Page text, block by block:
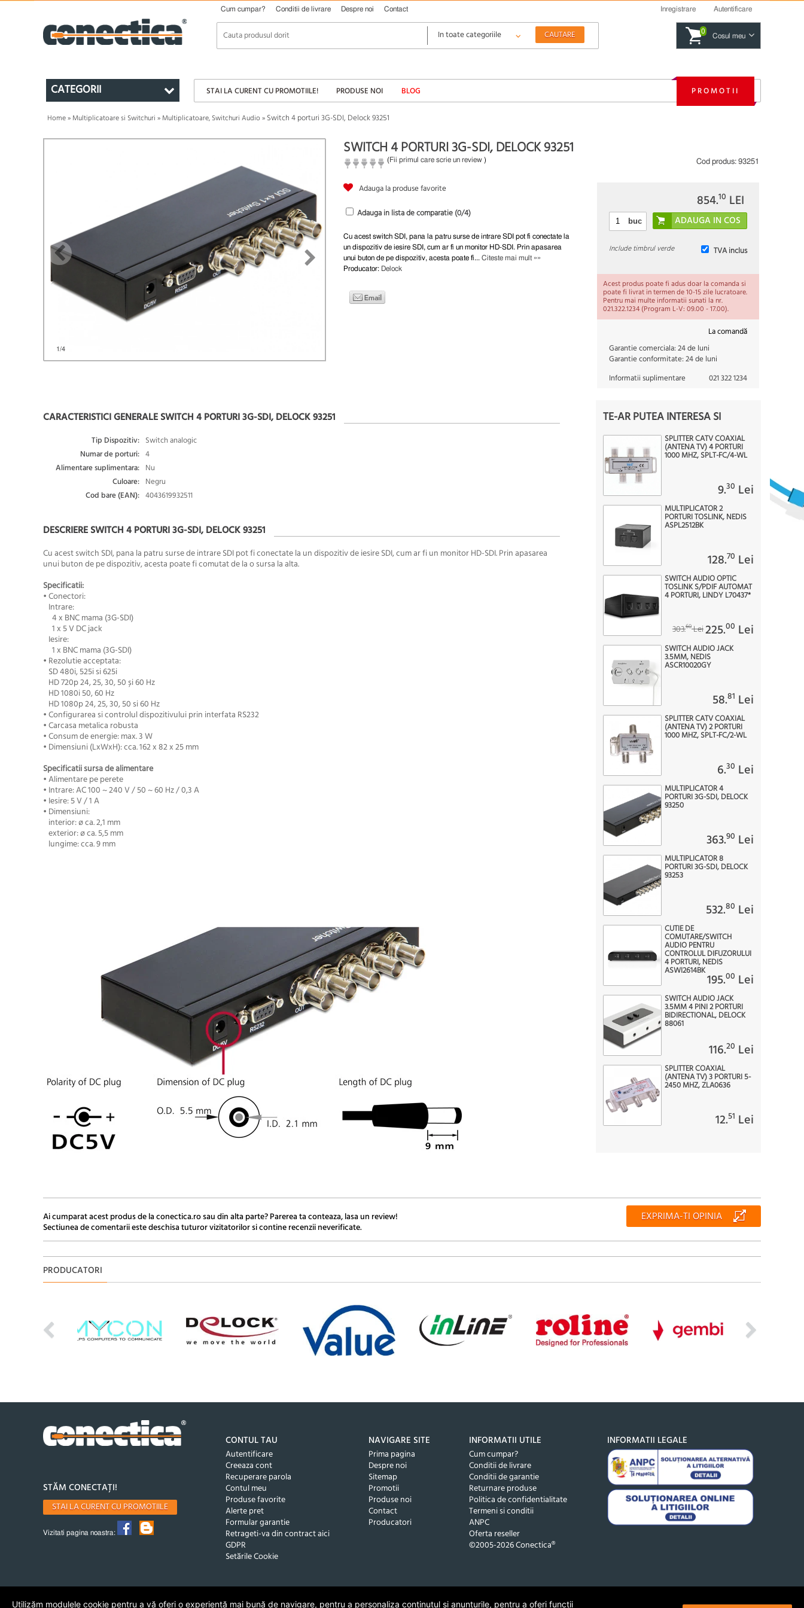
Cum cumpar? Conditii de livrare Despre noi Contact Inregistrare Autentificare
0
Cosul meu
CATEGORII STAI LA CURENT CU PROMOTIILE! PRODUSE NOI BLOG PROMOTII
Home» Multiplicatoare si Switchuri » Multiplicatoare, Switchuri Audio » Switch 4 porturi 3G-SDI, Delock 93251
1/4
SWITCH 4 PORTURI 3G-SDI, DELOCK 93251
(Fii primul care scrie un review ) Cod produs: 93251
Adauga la produse favorite
Adauga in lista de comparatie (0/4)
Cu acest switch SDI, pana la patru surse de intrare SDI pot fi conectate la
un dispozitiv de iesire SDI, cum ar fi un monitor HD-SDI. Prin apasarea
unui buton de pe dispozitiv, acesta poate fi... Citeste mai mult »»
Producator: Delock
854.10 LEI
buc
TVA inclus
Include timbrul verde
Acest produs poate fi adus doar la comanda si
poate fi livrat in termen de 10-15 zile lucratoare.
Pentru mai multe informatii sunati la nr.
021.322.1234 (Program L-V: 09.00 - 17.00).
La comandă
Garantie comerciala:24 de luni
Garantie conformitate:24 de luni
Informatii suplimentare
021 322 1234
CARACTERISTICI GENERALE SWITCH 4 PORTURI 3G-SDI, DELOCK 93251
Tip Dispozitiv: Switch analogic
Numar de porturi: 4
Alimentare suplimentara: Nu
Culoare: Negru
Cod bare (EAN): 4043619932511
DESCRIERE SWITCH 4 PORTURI 3G-SDI, DELOCK 93251
Cu acest switch SDI, pana la patru surse de intrare SDI pot fi conectate la un dispozitiv de iesire SDI, cum ar fi un monitor HD-SDI. Prin apasarea
unui buton de pe dispozitiv, acesta poate fi comutat de la o sursa la alta.
Specificatii:
• Conectori:
Intrare:
4 x BNC mama (3G-SDI)
1 x 5 V DC jack
Iesire:
1 x BNC mama (3G-SDI)
• Rezolutie acceptata:
SD 480i, 525i si 625i
HD 720p 24, 25, 30, 50 și 60 Hz
HD 1080i 50, 60 Hz
HD 1080p 24, 25, 30, 50 si 60 Hz
• Configurarea si controlul dispozitivului prin interfata RS232
• Carcasa metalica robusta
• Consum de energie: max. 3 W
• Dimensiuni (LxWxH): cca. 162 x 82 x 25 mm
Specificatii sursa de alimentare
• Alimentare pe perete
• Intrare: AC 100 ~ 240 V / 50 ~ 60 Hz / 0,3 A
• Iesire: 5 V / 1 A
• Dimensiuni:
interior: ø ca. 2,1 mm
exterior: ø ca. 5,5 mm
lungime: cca. 9 mm
TE-AR PUTEA INTERESA SI
SPLITTER CATV COAXIAL
(ANTENA TV) 4 PORTURI
1000 MHZ, SPLT-FC/4-WL
9.30 Lei
MULTIPLICATOR 2
PORTURI TOSLINK, NEDIS
ASPL2512BK
128.70 Lei
SWITCH AUDIO OPTIC
TOSLINK S/PDIF AUTOMAT
4 PORTURI, LINDY L70437*
303.60Lei225.00 Lei
SWITCH AUDIO JACK
3.5MM, NEDIS
ASCR10020GY
58.81 Lei
SPLITTER CATV COAXIAL
(ANTENA TV) 2 PORTURI
1000 MHZ, SPLT-FC/2-WL
6.30 Lei
MULTIPLICATOR 4
PORTURI 3G-SDI, DELOCK
93250
363.90 Lei
MULTIPLICATOR 8
PORTURI 3G-SDI, DELOCK
93253
532.80 Lei
CUTIE DE
COMUTARE/SWITCH
AUDIO PENTRU
CONTROLUL DIFUZORULUI
4 PORTURI, NEDIS
ASWI2614BK
195.00 Lei
SWITCH AUDIO JACK
3.5MM 4 PINI 2 PORTURI
BIDIRECTIONAL, DELOCK
88061
116.20 Lei
SPLITTER COAXIAL
(ANTENA TV) 3 PORTURI 5-
2450 MHZ, ZLA0636
12.51 Lei
Ai cumparat acest produs de la conectica.ro sau din alta parte? Parerea ta conteaza, lasa un review!
Sectiunea de comentarii este deschisa tuturor vizitatorilor si contine recenzii neverificate.
EXPRIMA-TI OPINIA
PRODUCATORI
STĂM CONECTAȚI!
STAI LA CURENT CU PROMOTIILE
Vizitati pagina noastra:
CONTUL TAU
Autentificare
Creeaza cont
Recuperare parola
Contul meu
Produse favorite
Alerte pret
Formular garantie
Retrageti-va din contract aici
GDPR
Setările Cookie
NAVIGARE SITE
Prima pagina
Despre noi
Sitemap
Promotii
Produse noi
Contact
Producatori
INFORMATII UTILE
Cum cumpar?
Conditii de livrare
Conditii de garantie
Returnare produse
Politica de confidentialitate
Termeni si conditii
ANPC
Oferta reseller
©2005-2026 Conectica®
INFORMATII LEGALE
Utilizăm modulele cookie pentru a vă oferi o experiență mai bună de navigare, pentru a personaliza conținutul și anunțurile, pentru a oferi funcții